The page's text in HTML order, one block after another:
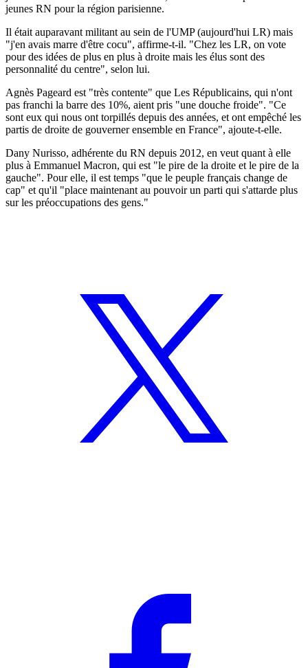
jeunes RN pour la région parisienne.
Il était auparavant militant au sein de l'UMP (aujourd'hui LR) mais
"j'en avais marre d'être cocu", affirme-t-il. "Chez les LR, on vote
pour des idées de plus en plus à droite mais les élus sont des
personnalité du centre", selon lui.
Agnès Pageard est "très contente" que Les Républicains, qui n'ont
pas franchi la barre des 10%, aient pris "une douche froide". "Ce
sont eux qui nous ont torpillés depuis des années, et ont empêché les
partis de droite de gouverner ensemble en France", ajoute-t-elle.
Dany Nurisso, adhérente du RN depuis 2012, en veut quant à elle
plus à Emmanuel Macron, qui est "le pire de la droite et le pire de la
gauche". Pour elle, il est temps "que le peuple français change de
cap" et qu'il "place maintenant au pouvoir un parti qui s'attarde plus
sur les préoccupations des gens."